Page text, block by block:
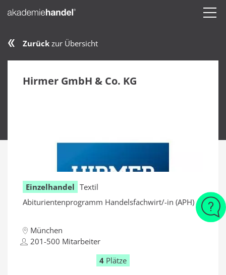
Zurück zur Übersicht
Hirmer GmbH & Co. KG
Einzelhandel Textil
Abiturientenprogramm Handelsfachwirt/-in (APH)
München
201-500 Mitarbeiter
4 Plätze